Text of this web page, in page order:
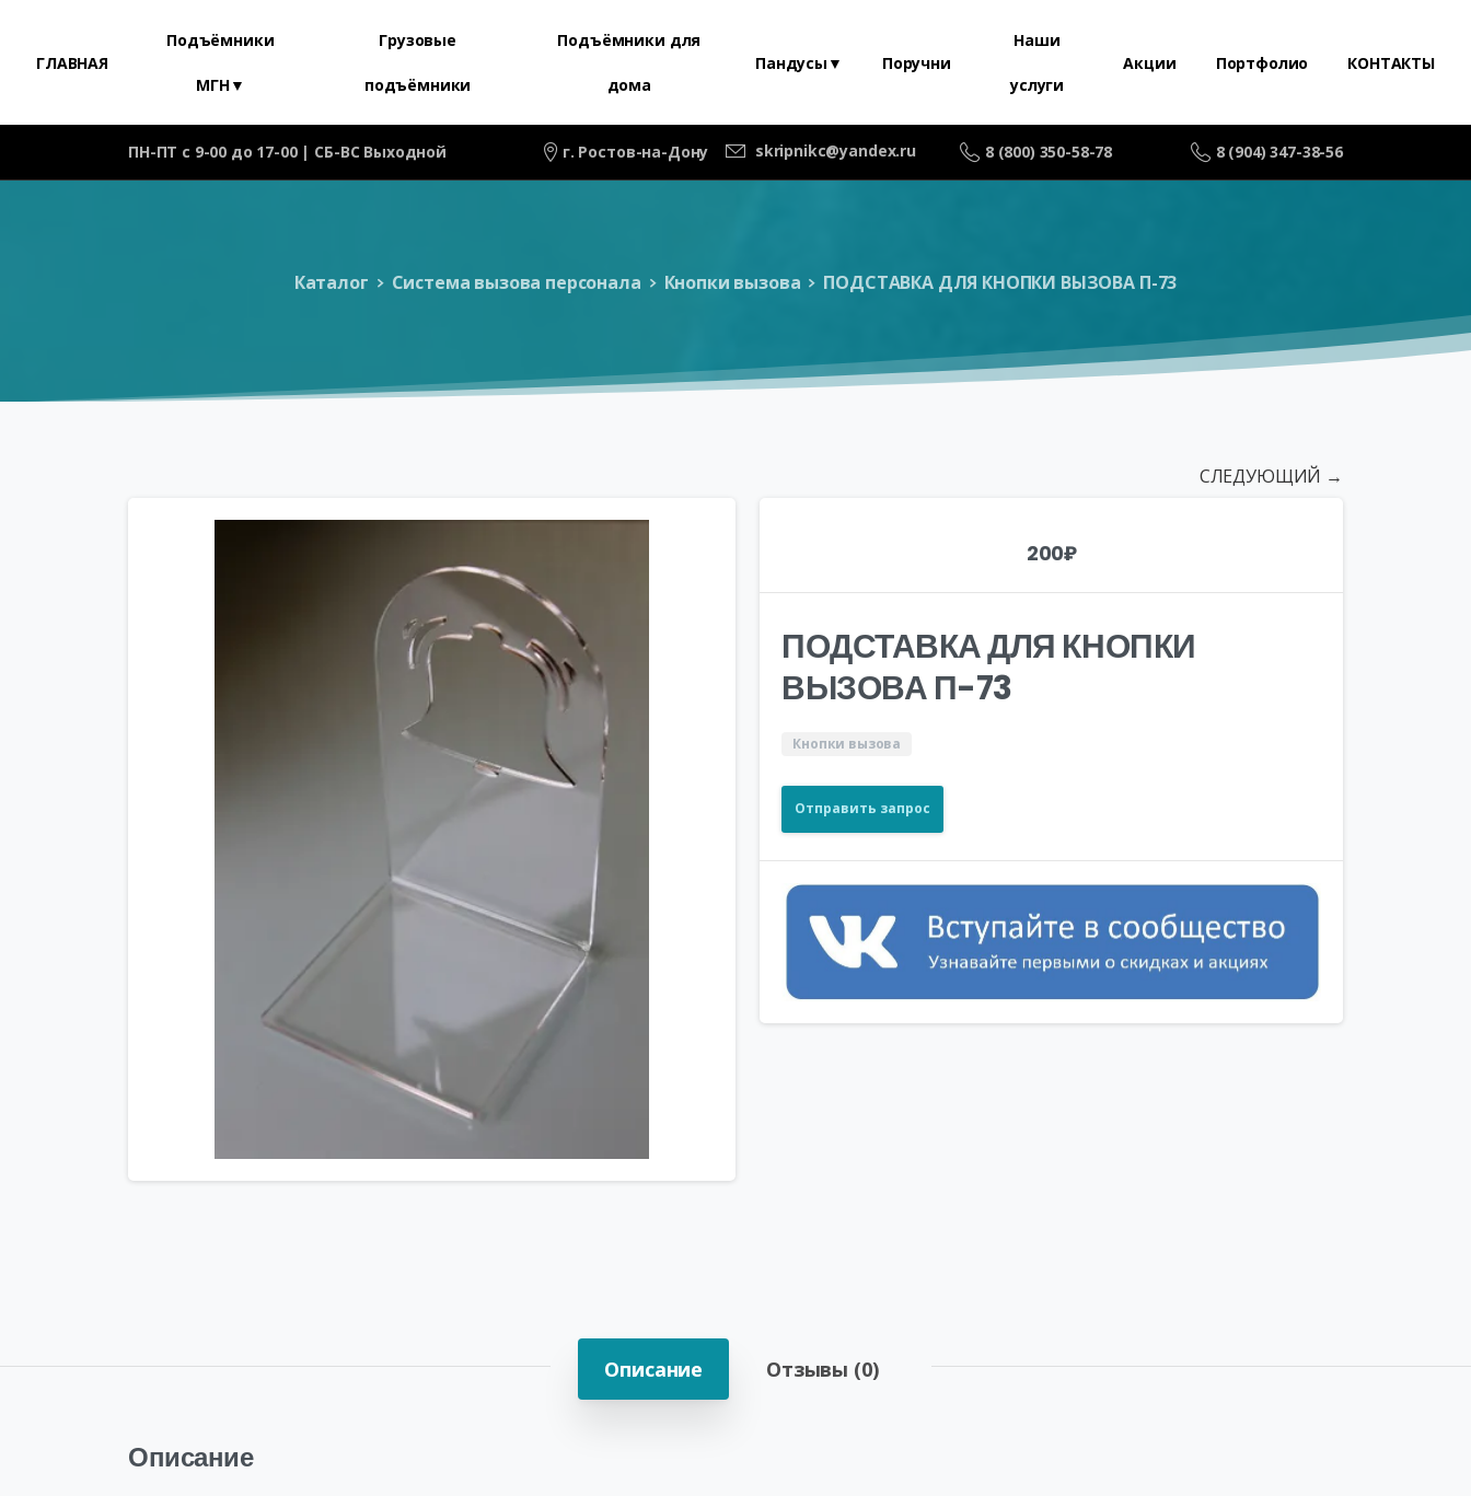
ГЛАВНАЯ
Подъёмники
МГН▼
Грузовые
подъёмники
Подъёмники для
дома
Пандусы▼ Поручни
Наши
услуги
Акции Портфолио КОНТАКТЫ
ПН-ПТ с 9-00 до 17-00 | СБ-ВС Выходной г. Ростов-на-Дону skripnikc@yandex.ru 8 (800) 350-58-78 8 (904) 347-38-56
Каталог Система вызова персонала Кнопки вызова ПОДСТАВКА ДЛЯ КНОПКИ ВЫЗОВА П-73
СЛЕДУЮЩИЙ →
200₽
ПОДСТАВКА ДЛЯ КНОПКИ
ВЫЗОВА П-73
Кнопки вызова
Отправить запрос
Описание Отзывы (0)
Описание